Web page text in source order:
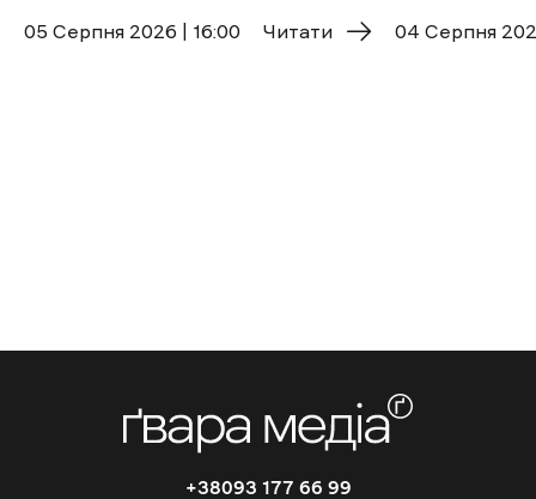
05 Cерпня 2026 | 16:00 Читати 04 Cерпня
+38093 177 66 99